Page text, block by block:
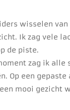
wisselen
Ik zag vele
de piste.
zag ik alle
Op een gepaste
mooi gezicht